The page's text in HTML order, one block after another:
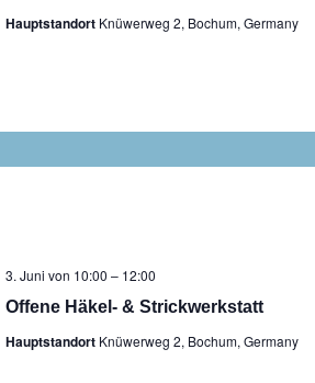
Hauptstandort Knüwerweg 2, Bochum, Germany
Offene Häkel- & Strickwerkstatt
3. Juni von 10:00 – 12:00
Hauptstandort Knüwerweg 2, Bochum, Germany